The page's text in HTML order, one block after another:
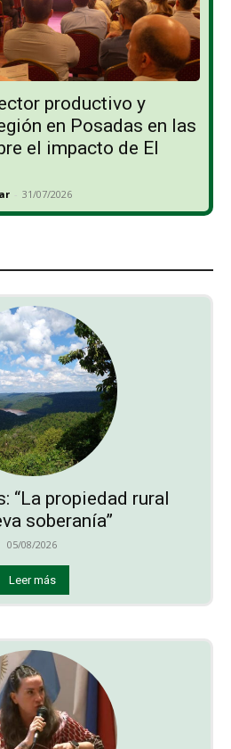
productivo y
en Posadas en las
el impacto de El
- 31/07/2026
“La propiedad rural
soberanía”
05/08/2026
Leer más